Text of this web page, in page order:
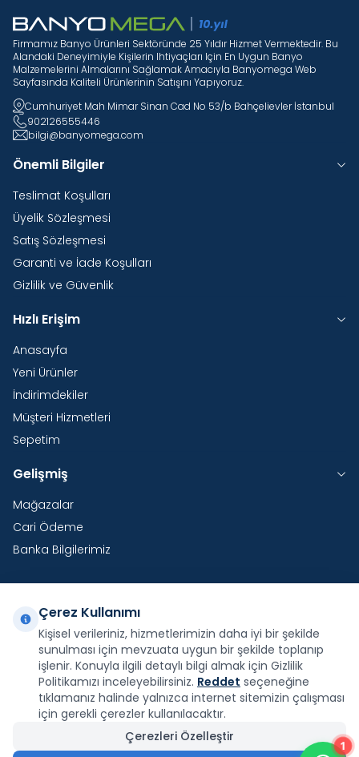
1
Firmamız Banyo Ürünleri Sektöründe 25 Yıldır Hizmet Vermektedir. Bu
Alandaki Deneyimiyle Kişilerin Ihtiyaçları Için En Uygun Banyo
Malzemelerini Almalarını Sağlamak Amacıyla Banyomega Web
Sayfasında Kaliteli Ürünlerinin Satışını Yapıyoruz.
Cumhuriyet Mah Mimar Sinan Cad No 53/b Bahçelievler İstanbul
902126555446
bilgi@banyomega.com
Önemli Bilgiler
Teslimat Koşulları
Üyelik Sözleşmesi
Satış Sözleşmesi
Garanti ve İade Koşulları
Gizlilik ve Güvenlik
Hızlı Erişim
Anasayfa
Yeni Ürünler
İndirimdekiler
Müşteri Hizmetleri
Sepetim
Gelişmiş
Mağazalar
Cari Ödeme
Banka Bilgilerimiz
Yurtdışı Kargo
Şirketimiz E-Fatura ve E-Arşiv Fatura uygulaması
kapsamındadır.
Facebook
X İnstagram
YoutubePinterest
Çerez Kullanımı
Kişisel verileriniz, hizmetlerimizin daha iyi bir şekilde
sunulması için mevzuata uygun bir şekilde toplanıp
işlenir. Konuyla ilgili detaylı bilgi almak için Gizlilik
Politikamızı inceleyebilirsiniz. Reddet seçeneğine
tıklamanız halinde yalnızca internet sitemizin çalışması
için gerekli çerezler kullanılacaktır.
Çerezleri Özelleştir